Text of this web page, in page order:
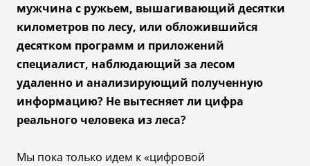
мужчина с ружьем, вышагивающий десятки
километров по лесу, или обложившийся
десятком программ и приложений
специалист, наблюдающий за лесом
удаленно и анализирующий полученную
информацию? Не вытесняет ли цифра
реального человека из леса?
Мы пока только идем к «цифровой